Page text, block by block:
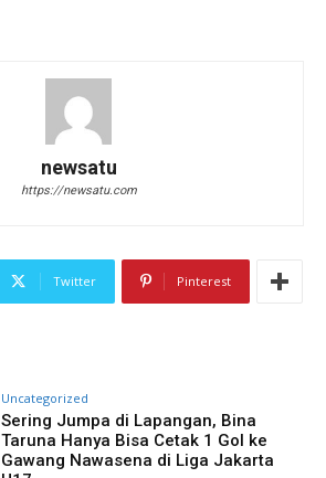
newsatu
https://newsatu.com
Twitter Pinterest
Uncategorized
Sering Jumpa di Lapangan, Bina
Taruna Hanya Bisa Cetak 1 Gol ke
Gawang Nawasena di Liga Jakarta